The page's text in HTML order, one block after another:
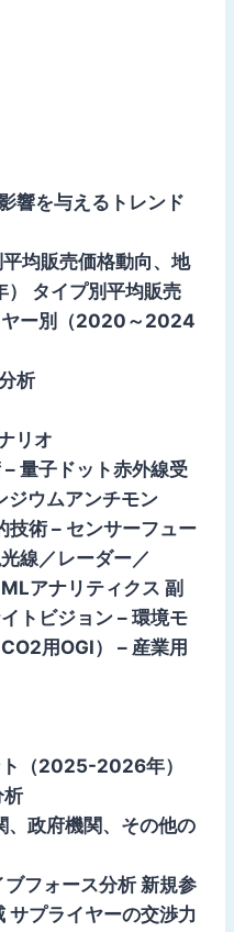
響を与えるトレンド
均販売価格動向、地
タイプ別平均販売
ヤー別（2020～2024
析
リオ
量子ドット赤外線受
ジウムアンチモン
技術 – センサーフュー
線／レーダー／
アナリティクス 副
トビジョン – 環境モ
用OGI） – 産業用
ト（2025-2026年）
析
、政府機関、その他の
フォース分析 新規参
サプライヤーの交渉力